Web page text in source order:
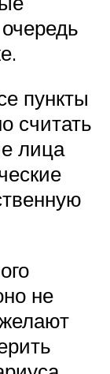
пункты
считать
лица
не